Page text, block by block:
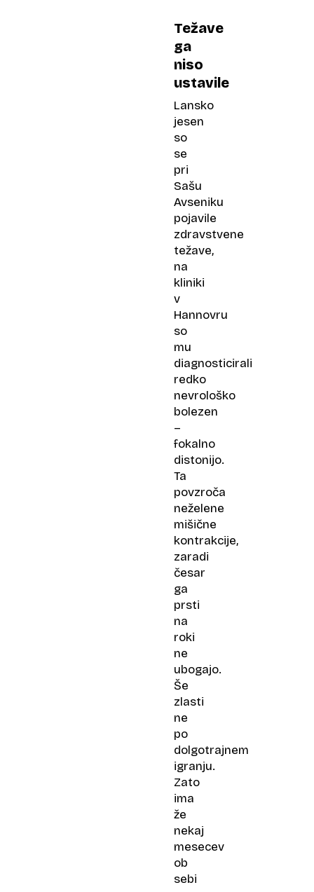
Težave
ga
niso
ustavile
Lansko
jesen
so
se
pri
Sašu
Avseniku
pojavile
zdravstvene
težave,
na
kliniki
v
Hannovru
so
mu
diagnosticirali
redko
nevrološko
bolezen
–
fokalno
distonijo.
Ta
povzroča
neželene
mišične
kontrakcije,
zaradi
česar
ga
prsti
na
roki
ne
ubogajo.
Še
zlasti
ne
po
dolgotrajnem
igranju.
Zato
ima
že
nekaj
mesecev
ob
sebi